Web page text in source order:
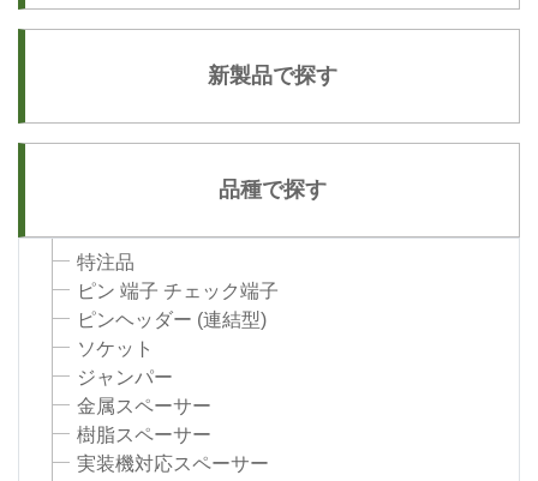
新製品で探す
品種で探す
特注品
ピン 端子 チェック端子
ピンヘッダー (連結型)
ソケット
ジャンパー
金属スペーサー
樹脂スペーサー
実装機対応スペーサー